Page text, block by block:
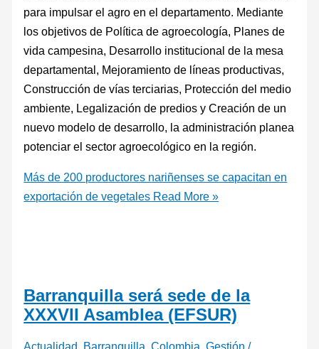
para impulsar el agro en el departamento. Mediante
los objetivos de Política de agroecología, Planes de
vida campesina, Desarrollo institucional de la mesa
departamental, Mejoramiento de líneas productivas,
Construcción de vías terciarias, Protección del medio
ambiente, Legalización de predios y Creación de un
nuevo modelo de desarrollo, la administración planea
potenciar el sector agroecológico en la región.
Más de 200 productores nariñenses se capacitan en
exportación de vegetales Read More »
Barranquilla será sede de la
XXXVII Asamblea (EFSUR)
Actualidad Barranquilla ,Colombia ,Gestión /